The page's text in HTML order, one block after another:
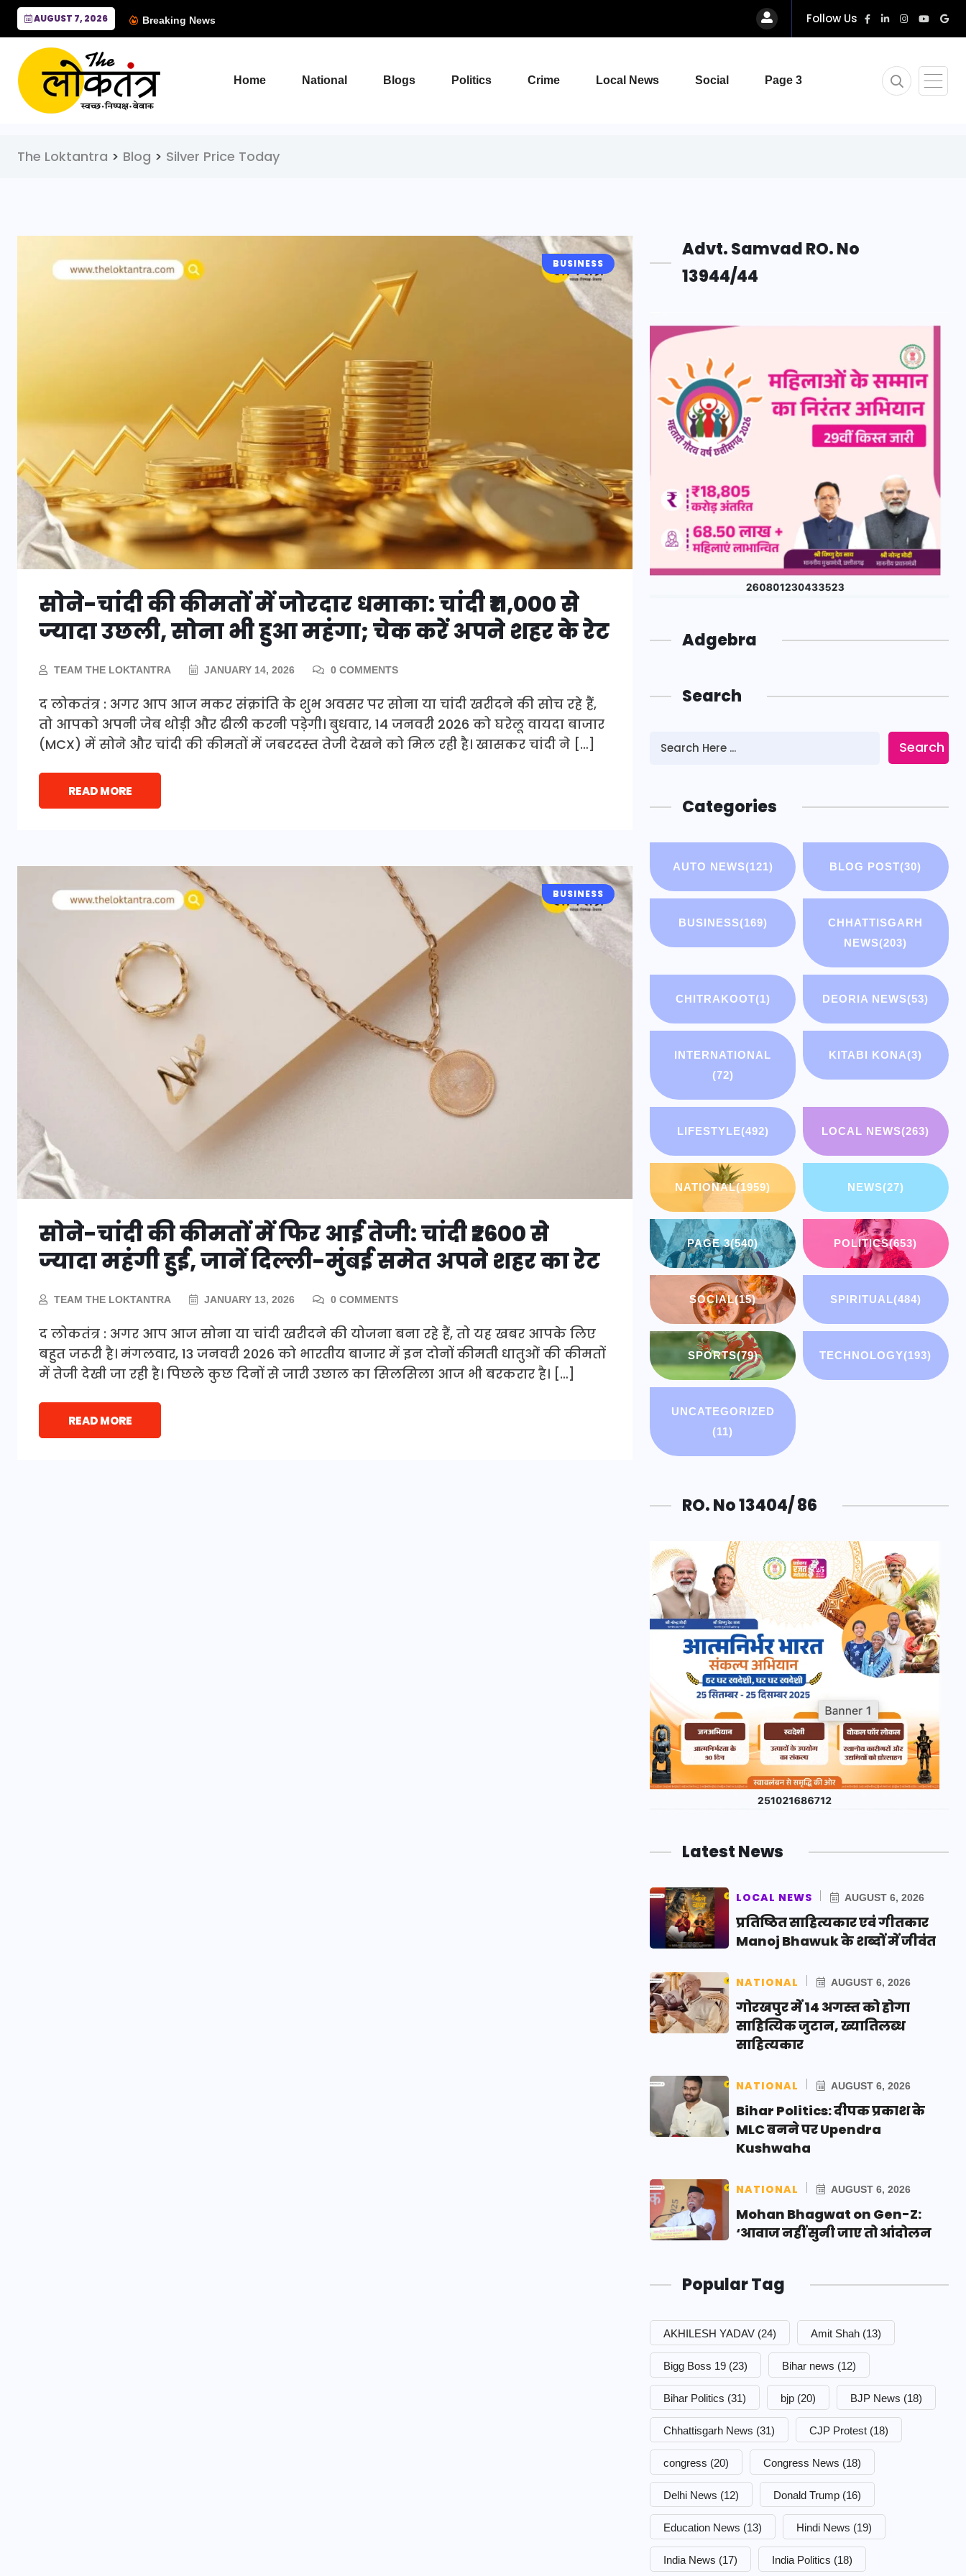
AUGUST 7, 2026 Breaking News Follow Us
Home National Blogs Politics Crime Local News Social Page 3
The Loktantra > Blog > Silver Price Today
BUSINESS
सोने-चांदी की कीमतों में जोरदार धमाका: चांदी ₹11,000 से
ज्यादा उछली, सोना भी हुआ महंगा; चेक करें अपने शहर के रेट
TEAM THE LOKTANTRA JANUARY 14, 2026 0 COMMENTS
द लोकतंत्र : अगर आप आज मकर संक्रांति के शुभ अवसर पर सोना या चांदी खरीदने की सोच रहे हैं,
तो आपको अपनी जेब थोड़ी और ढीली करनी पड़ेगी। बुधवार, 14 जनवरी 2026 को घरेलू वायदा बाजार
(MCX) में सोने और चांदी की कीमतों में जबरदस्त तेजी देखने को मिल रही है। खासकर चांदी ने […]
READ MORE
BUSINESS
सोने-चांदी की कीमतों में फिर आई तेजी: चांदी ₹2600 से
ज्यादा महंगी हुई, जानें दिल्ली-मुंबई समेत अपने शहर का रेट
TEAM THE LOKTANTRA JANUARY 13, 2026 0 COMMENTS
द लोकतंत्र : अगर आप आज सोना या चांदी खरीदने की योजना बना रहे हैं, तो यह खबर आपके लिए
बहुत जरूरी है। मंगलवार, 13 जनवरी 2026 को भारतीय बाजार में इन दोनों कीमती धातुओं की कीमतों
में तेजी देखी जा रही है। पिछले कुछ दिनों से जारी उछाल का सिलसिला आज भी बरकरार है। […]
READ MORE
Advt. Samvad RO. No
13944/44
Adgebra
Search
Search
Categories
AUTO NEWS(121) BLOG POST(30)
BUSINESS(169)
CHHATTISGARH
NEWS(203)
CHITRAKOOT(1) DEORIA NEWS(53)
INTERNATIONAL
(72)
KITABI KONA(3)
LIFESTYLE(492) LOCAL NEWS(263)
NATIONAL(1959) NEWS(27)
PAGE 3(540) POLITICS(653)
SOCIAL(15) SPIRITUAL(484)
SPORTS(79) TECHNOLOGY(193)
UNCATEGORIZED
(11)
RO. No 13404/ 86
Latest News
LOCAL NEWS AUGUST 6, 2026
प्रतिष्ठित साहित्यकार एवं गीतकार
Manoj Bhawuk के शब्दों में जीवंत
NATIONAL AUGUST 6, 2026
गोरखपुर में 14 अगस्त को होगा
साहित्यिक जुटान, ख्यातिलब्ध
साहित्यकार
NATIONAL AUGUST 6, 2026
Bihar Politics: दीपक प्रकाश के
MLC बनने पर Upendra
Kushwaha
NATIONAL AUGUST 6, 2026
Mohan Bhagwat on Gen-Z:
‘आवाज नहीं सुनी जाए तो आंदोलन
Popular Tag
AKHILESH YADAV (24) Amit Shah (13)
Bigg Boss 19 (23) Bihar news (12)
Bihar Politics (31) bjp (20) BJP News (18)
Chhattisgarh News (31) CJP Protest (18)
congress (20) Congress News (18)
Delhi News (12) Donald Trump (16)
Education News (13) Hindi News (19)
India News (17) India Politics (18)